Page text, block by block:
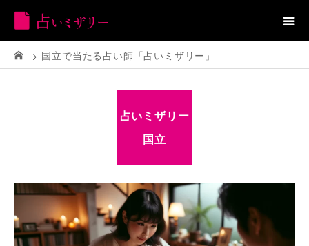
国立で当たる占い師「占いミザリー」
占いミザリー
国立